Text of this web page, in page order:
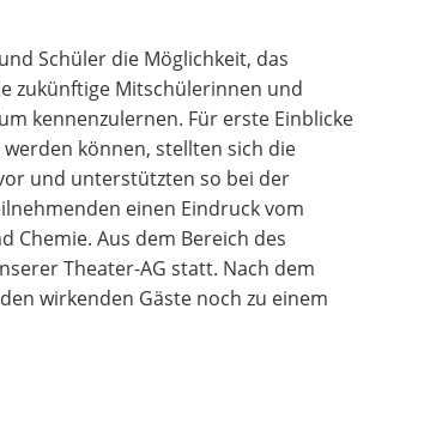
Schüler die Möglichkeit, das
zukünftige Mitschülerinnen und
kennenzulernen. Für erste Einblicke
können, stellten sich die
und unterstützten so bei der
einen Eindruck vom
Chemie. Aus dem Bereich des
Theater-AG statt. Nach dem
wirkenden Gäste noch zu einem